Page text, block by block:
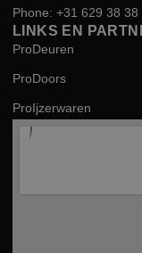
Phone: +31 629 38 38
LINKS EN
ProDeuren
ProDoors
ProIjzerwaren